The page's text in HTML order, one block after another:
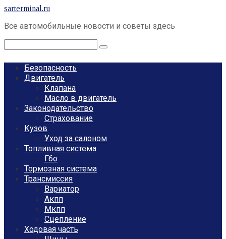
Перейти
контенту
sarterminal.ru
Все автомобильные новости и советы здесь
Поиск:
Безопасность
Двигатель
Клапана
Масло в двигатель
Законодательство
Страхование
Кузов
Уход за салоном
Топливная система
Гбо
Тормозная система
Трансмиссия
Вариатор
Акпп
Мкпп
Сцепление
Ходовая часть